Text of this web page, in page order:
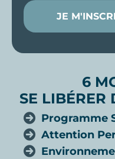
JE
6
SE LIBÉRER
Programme
Attention